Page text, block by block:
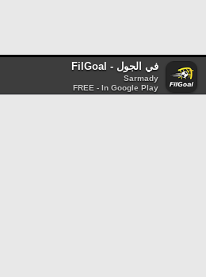
في الجول - FilGoal
Sarmady
FREE - In Google Play